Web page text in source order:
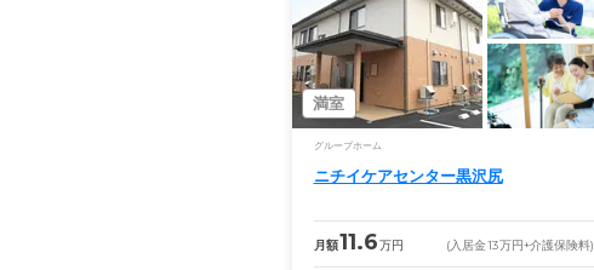
満室
グループホーム
ニチイケアセンター黒沢尻
月額11.6万円 (入居金13万円+介護保険料)